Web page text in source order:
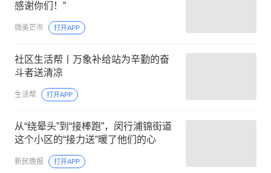
感谢你们！”
微美芒市 打开APP
社区生活帮丨万象补给站为辛勤的奋
斗者送清凉
生活帮 打开APP
从“绕晕头”到“接棒跑”，闵行浦锦街道
这个小区的“接力送”暖了他们的心
新民晚报 打开APP